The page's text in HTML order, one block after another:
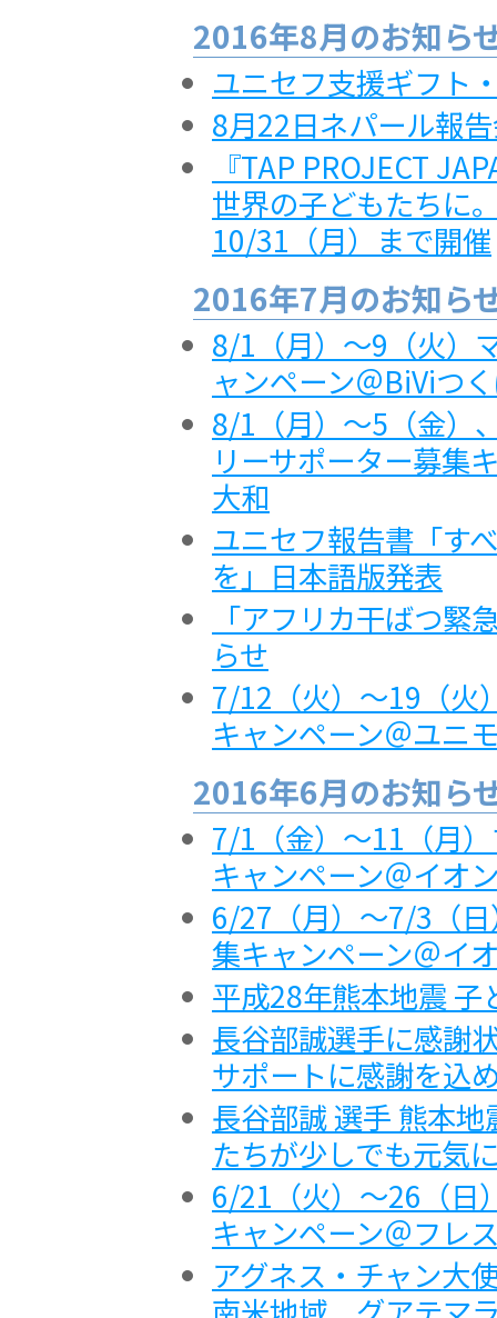
2016年8月のお知ら
ユニセフ支援ギフト
8月22日ネパール報
『TAP PROJECT
世界の子どもたちに
10/31（月）まで開催
2016年7月のお知ら
8/1（月）～9（火）
ャンペーン＠BiViつ
8/1（月）～5（金）
リーサポーター募集
大和
ユニセフ報告書「す
を」日本語版発表
「アフリカ干ばつ緊
らせ
7/12（火）～19（火
キャンペーン＠ユニ
2016年6月のお知ら
7/1（金）～11（月
キャンペーン＠イオ
6/27（月）～7/3（
集キャンペーン＠イ
平成28年熊本地震
長谷部誠選手に感謝
サポートに感謝を込
長谷部誠 選手 熊本
たちが少しでも元気
6/21（火）～26（日
キャンペーン＠フレ
アグネス・チャン大